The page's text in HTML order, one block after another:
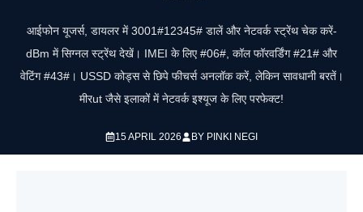
आईफोन यूजर्स, डायलर में 3001#12345# डालें और नेटवर्क स्ट्रेंथ चेक करें-
dBm में सिग्नल स्ट्रेंथ देखें। IMEI के लिए #06#, कॉल फॉरवर्डिंग #21# और
वेटिंग #43#। USSD कोड्स से छिपे फीचर्स अनलॉक करें, लेकिन सावधानी बरतें।
मीरut जैसे इलाकों में नेटवर्क इश्यूज के लिए परफेक्ट!
15 APRIL 2026 BY PINKI NEGI